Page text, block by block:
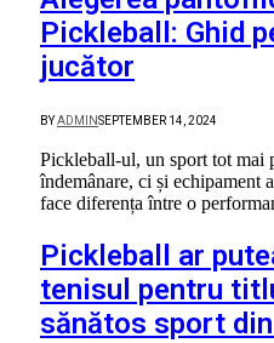
Pickleball: Ghid
jucător
BYADMINSEPTEMBER 14, 2024
Pickleball-ul, un sport tot mai
îndemânare, ci și echipament
face diferența între o
Pickleball ar
tenisul pentru
sănătos sport